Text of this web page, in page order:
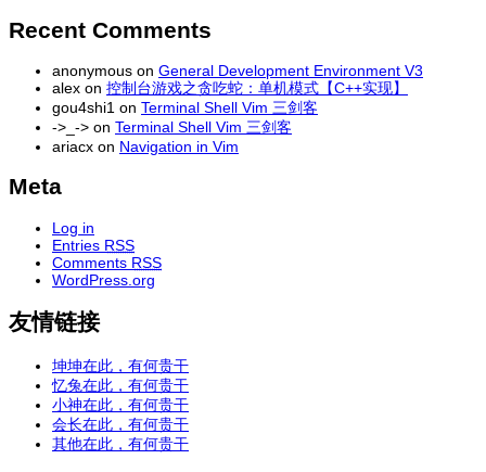
Recent Comments
anonymous on General Development Environment V3
alex on 控制台游戏之贪吃蛇：单机模式【C++实现】
gou4shi1 on Terminal Shell Vim 三剑客
->_-> on Terminal Shell Vim 三剑客
ariacx on Navigation in Vim
Meta
Log in
Entries RSS
Comments RSS
WordPress.org
友情链接
坤坤在此，有何贵干
忆兔在此，有何贵干
小神在此，有何贵干
会长在此，有何贵干
其他在此，有何贵干